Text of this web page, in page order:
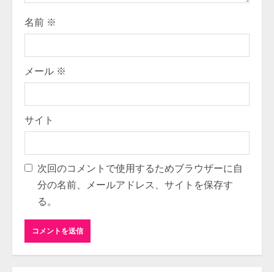
名前 ※
メール ※
サイト
次回のコメントで使用するためブラウザーに自
分の名前、メールアドレス、サイトを保存す
る。